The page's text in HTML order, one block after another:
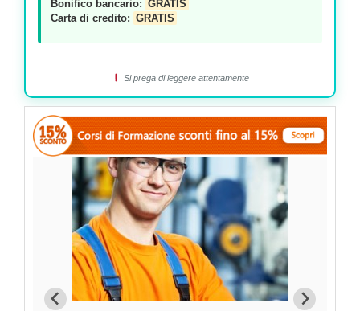
Bonifico bancario: GRATIS
Carta di credito: GRATIS
Si prega di leggere attentamente